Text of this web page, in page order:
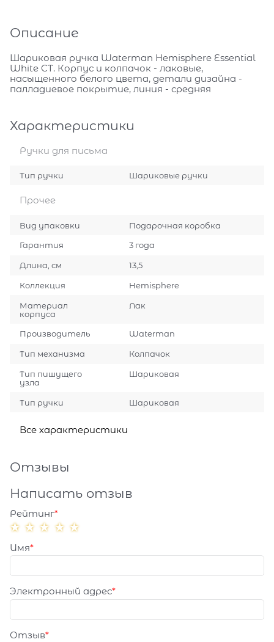
Описание
Шариковая ручка Waterman Hemisphere Essential
White CT. Корпус и колпачок - лаковые,
насыщенного белого цвета, детали дизайна -
палладиевое покрытие, линия - средняя
Характеристики
Ручки для письма
Тип ручки Шариковые ручки
Прочее
Вид упаковки Подарочная коробка
Гарантия 3 года
Длина, см 13,5
Коллекция Hemisphere
Материал
корпуса
Лак
Производитель Waterman
Тип механизма Колпачок
Тип пишущего
узла
Шариковая
Тип ручки Шариковая
Все характеристики
Отзывы
Написать отзыв
Рейтинг
Имя
Электронный адрес
Отзыв